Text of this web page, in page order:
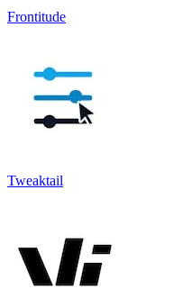
Frontitude
Tweaktail